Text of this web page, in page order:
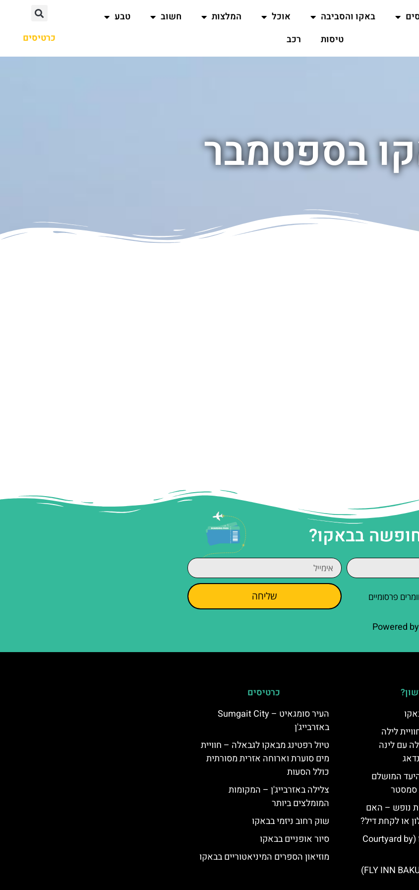
באקו והסביבה אוכל המלצות חשוב
טבע
טיסות
רכב כרטיסים
בספטמבר
בבאקו?
פרסומיים שליחה
Powered by
לילה
עם לינה
המושלם
סמסטר
נופש – האם
או לקחת דיל?
מלון קורטיארד באקו (Courtyard by
כרטיסים
העיר סומגאיט – Sumgait City
באזרבייג'ן
טיול רפטינג מבאקו לגבאלה – חוויית
מים סוערת וארוחה אזרית מסורתית
כולל הסעות
צלילה באזרבייג'ן – המקומות
המומלצים ביותר
שוק רחוב ניזמי בבאקו
סיור אופניים בבאקו
מוזיאון הספרים המיניאטוריים בבאקו